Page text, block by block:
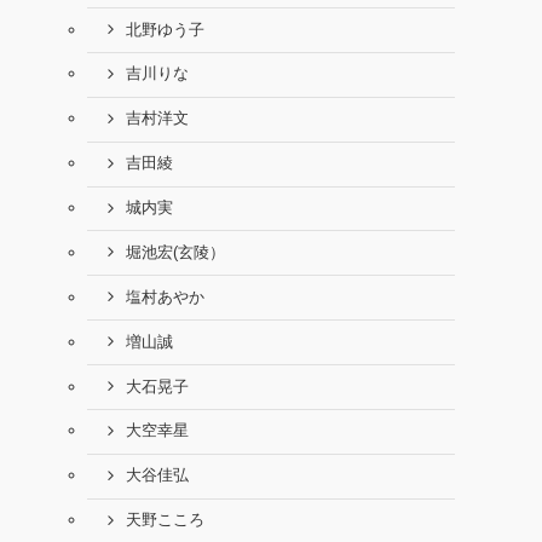
北野ゆう子
吉川りな
吉村洋文
吉田綾
城内実
堀池宏(玄陵）
塩村あやか
増山誠
大石晃子
大空幸星
大谷佳弘
天野こころ